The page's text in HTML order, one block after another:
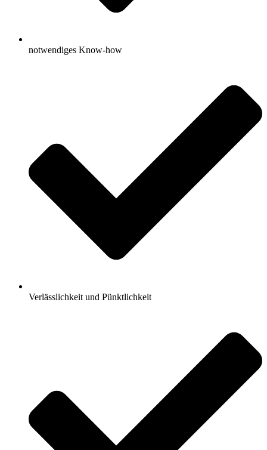
notwendiges Know-how
Verlässlichkeit und Pünktlichkeit